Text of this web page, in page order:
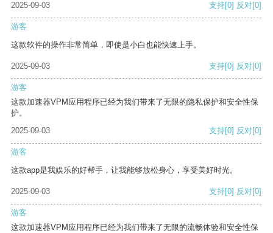
2025-09-03
支持[0] 反对[0]
游客
这款软件的操作非常简单，即使是小白也能快速上手。
2025-09-03 支持[0] 反对[0]
游客
这款加速器VPM应用程序已经为我们带来了无限的隐私保护和安全性保
护。
2025-09-03
支持[0] 反对[0]
游客
这款app是我娱乐的好帮手，让我能够放松身心，享受美好时光。
2025-09-03 支持[0] 反对[0]
游客
这款加速器VPM应用程序已经为我们带来了无限的流畅体验和安全性保